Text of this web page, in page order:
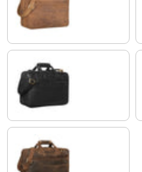
tan marrone - scuro
nero
zamora - marrone